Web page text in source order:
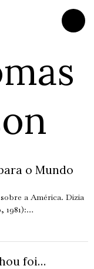
o Mundo
a América. Dizia
1981):…
foi…